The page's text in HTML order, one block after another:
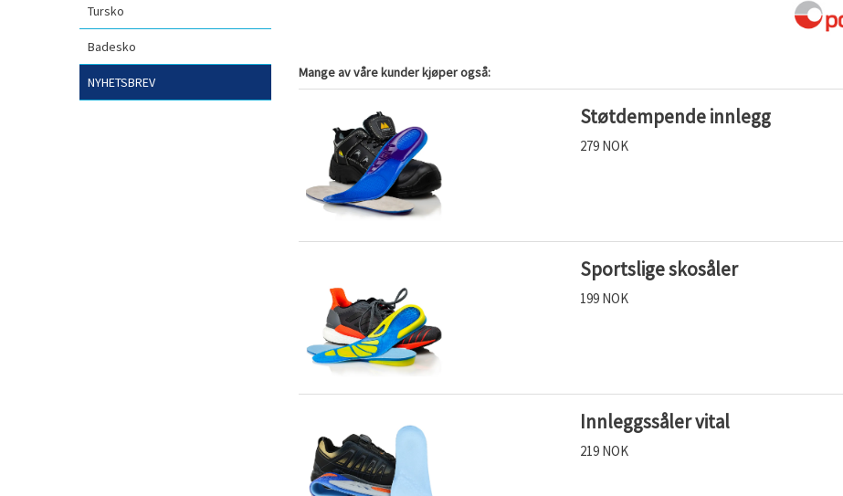
Tursko
Badesko
NYHETSBREV
Mange av våre kunder kjøper også:
Støtdempende innlegg
279 NOK
Sportslige skosåler
199 NOK
Innleggssåler vital
219 NOK